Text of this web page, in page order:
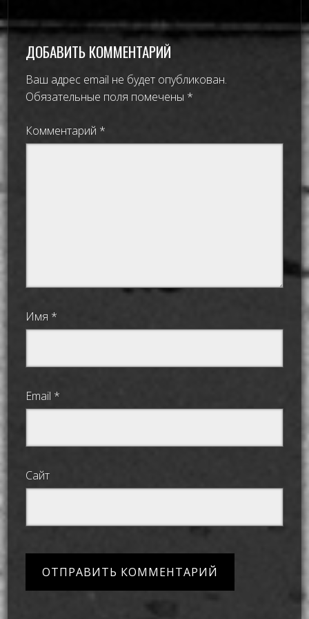
ДОБАВИТЬ КОММЕНТАРИЙ
Ваш адрес email не будет опубликован.
Обязательные поля помечены *
Комментарий *
Имя *
Email *
Сайт